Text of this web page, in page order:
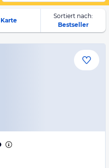
Karte
Sortiert nach:
Bestseller